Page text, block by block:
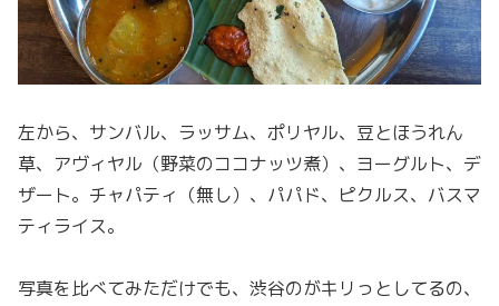
左から、サンバル、ラッサム、ポリヤル、豆とほうれん
草、アヴィヤル（野菜のココナッツ煮）、ヨーグルト、デ
ザート。チャパティ（無し）、パパド、ピクルス、バスマ
ティライス。
写真を比べてみただけでも、渋谷のがキリっとしてるの、